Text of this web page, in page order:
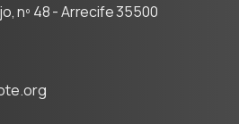
nº 48 - Arrecife 35500